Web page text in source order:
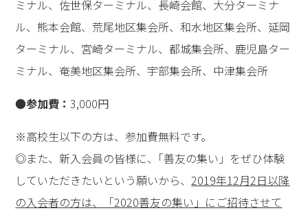
ミナル、佐世保ターミナル、長崎会館、大分ターミナ
ル、熊本会館、荒尾地区集会所、和水地区集会所、延岡
ターミナル、宮崎ターミナル、都城集会所、鹿児島ター
ミナル、奄美地区集会所、宇部集会所、中津集会所
●参加費：3,000円
※高校生以下の方は、参加費無料です。
◎また、新入会員の皆様に、｢善友の集い」をぜひ体験
していただきたいという願いから、2019年12月2日以降
の入会者の方は、「2020善友の集い」にご招待させて